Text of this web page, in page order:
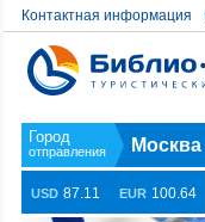
Контактная информация
Москва
USD 87.11 EUR 100.64